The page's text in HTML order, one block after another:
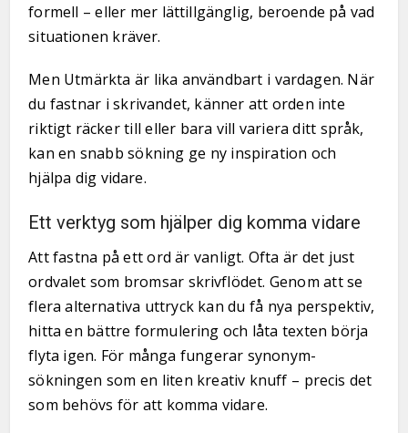
formell – eller mer lättillgänglig, beroende på vad
situationen kräver.
Men Utmärkta är lika användbart i vardagen. När
du fastnar i skrivandet, känner att orden inte
riktigt räcker till eller bara vill variera ditt språk,
kan en snabb sökning ge ny inspiration och
hjälpa dig vidare.
Ett verktyg som hjälper dig komma vidare
Att fastna på ett ord är vanligt. Ofta är det just
ordvalet som bromsar skrivflödet. Genom att se
flera alternativa uttryck kan du få nya perspektiv,
hitta en bättre formulering och låta texten börja
flyta igen. För många fungerar synonym­
sökningen som en liten kreativ knuff – precis det
som behövs för att komma vidare.